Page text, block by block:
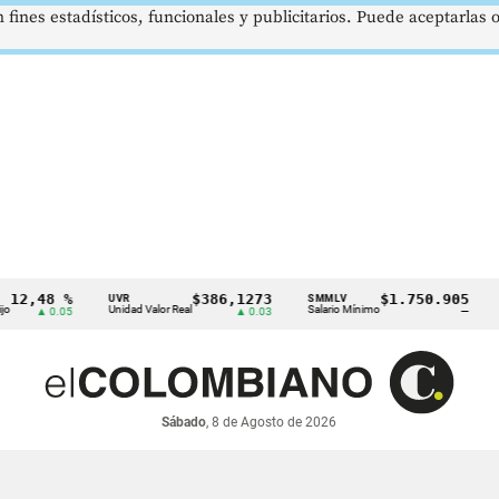
% UVR
Unidad Valor Real
$386,1273
▲ 0.03
SMMLV
Salario Mínimo
$1.750.905 BRENT
Petróleo
Sábado, 8 de Agosto de 2026
estadísticos, funcionales y publicitarios. Puede aceptarlas